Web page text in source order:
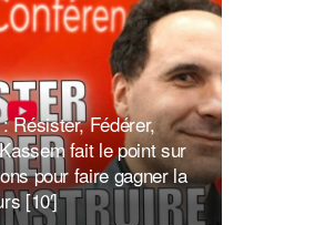
Résister, Fédérer,
fait le point sur
pour faire gagner la
[10′]